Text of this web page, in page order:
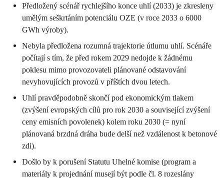
Předložený scénář rychlejšího konce uhlí (2033) je zkresleny
umělým seškrtáním potenciálu OZE (v roce 2033 o 6000
GWh výroby).
Nebyla předložena rozumná trajektorie útlumu uhlí. Scénáře
počítají s tím, že před rokem 2029 nedojde k žádnému
poklesu mimo provozovateli plánované odstavování
nevyhovujících provozů v příštích dvou letech.
Uhlí pravděpodobně skončí pod ekonomickým tlakem
(zvýšení evropských cílů pro rok 2030 a související zvýšení
ceny emisních povolenek) kolem roku 2030 (= nyní
plánovaná brzdná dráha bude delší než vzdálenost k betonové
zdi).
Došlo by k porušení Statutu Uhelné komise (program a
materiály k projednání musejí být podle čl. 8 rozeslány